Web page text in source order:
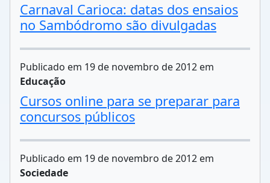
Carnaval Carioca: datas dos ensaios
no Sambódromo são divulgadas
Publicado em 19 de novembro de 2012 em
Educação
Cursos online para se preparar para
concursos públicos
Publicado em 19 de novembro de 2012 em
Sociedade